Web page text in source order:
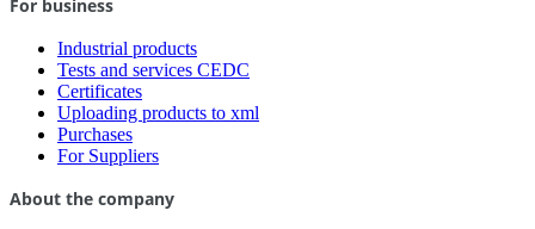
For business
Industrial products
Tests and services CEDC
Certificates
Uploading products to xml
Purchases
For Suppliers
About the company